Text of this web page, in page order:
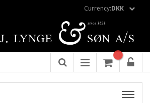
Currency:DKK